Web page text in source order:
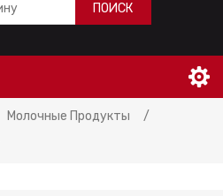
ПОИСК
Молочные Продукты
/